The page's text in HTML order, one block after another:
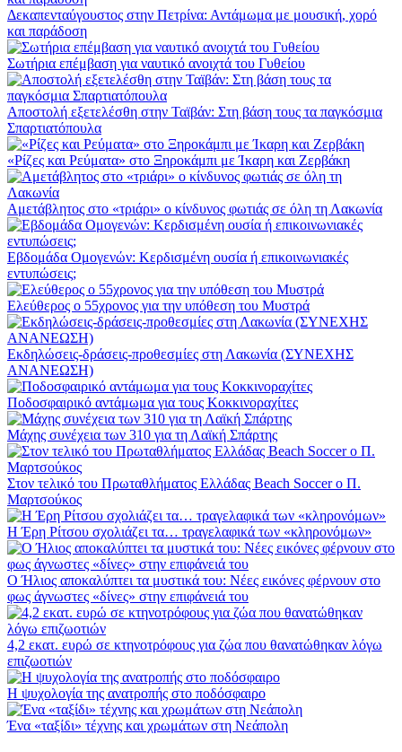
Δεκαπενταύγουστος στην Πετρίνα: Αντάμωμα με μουσική, χορό
και παράδοση
Σωτήρια επέμβαση για ναυτικό ανοιχτά του Γυθείου
Αποστολή εξετελέσθη στην Ταϊβάν: Στη βάση τους τα παγκόσμια
Σπαρτιατόπουλα
«Ρίζες και Ρεύματα» στο Ξηροκάμπι με Ίκαρη και Ζερβάκη
Αμετάβλητος στο «τριάρι» ο κίνδυνος φωτιάς σε όλη τη Λακωνία
Εβδομάδα Ομογενών: Κερδισμένη ουσία ή επικοινωνιακές
εντυπώσεις;
Ελεύθερος ο 55χρονος για την υπόθεση του Μυστρά
Εκδηλώσεις-δράσεις-προθεσμίες στη Λακωνία (ΣΥΝΕΧΗΣ
ΑΝΑΝΕΩΣΗ)
Ποδοσφαιρικό αντάμωμα για τους Κοκκινοραχίτες
Μάχης συνέχεια των 310 για τη Λαϊκή Σπάρτης
Στον τελικό του Πρωταθλήματος Ελλάδας Beach Soccer ο Π.
Μαρτσούκος
Η Έρη Ρίτσου σχολιάζει τα… τραγελαφικά των «κληρονόμων»
Ο Ήλιος αποκαλύπτει τα μυστικά του: Νέες εικόνες φέρνουν στο
φως άγνωστες «δίνες» στην επιφάνειά του
4,2 εκατ. ευρώ σε κτηνοτρόφους για ζώα που θανατώθηκαν λόγω
επιζωοτιών
Η ψυχολογία της ανατροπής στο ποδόσφαιρο
Ένα «ταξίδι» τέχνης και χρωμάτων στη Νεάπολη